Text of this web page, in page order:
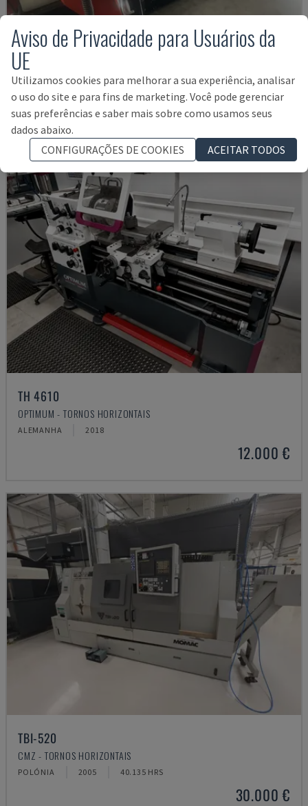
EMCOMAT 200X1000
EMCO - TORNOS HORIZONTAIS
2001
14.000 €
TH 4610
OPTIMUM - TORNOS HORIZONTAIS
ALEMANHA 2018
12.000 €
TBI-520
CMZ - TORNOS HORIZONTAIS
POLÓNIA 2005 40.135 HRS
30.000 €
Aviso de Privacidade para Usuários da
UE
Utilizamos cookies para melhorar a sua experiência, analisar
o uso do site e para fins de marketing. Você pode gerenciar
suas preferências e saber mais sobre como usamos seus
dados abaixo.
CONFIGURAÇÕES DE COOKIES
ACEITAR TODOS